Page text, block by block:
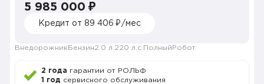
5 985 000 ₽
Кредит от 89 406 ₽/мес
Внедорожник Бензин2.0 л. 220 л.с. Полный Робот
2 года гарантии от РОЛЬФ
1 год сервисного обслуживания